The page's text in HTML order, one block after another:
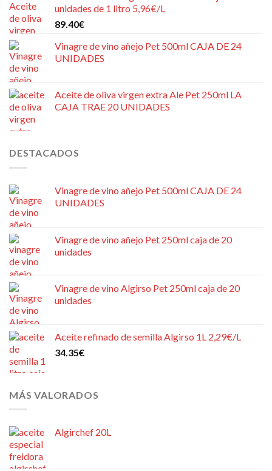
unidades de 1 litro 5,96€/L
89.40€
Vinagre de vino añejo Pet 500ml CAJA DE 24
UNIDADES
Aceite de oliva virgen extra Ale Pet 250ml LA
CAJA TRAE 20 UNIDADES
DESTACADOS
Vinagre de vino añejo Pet 500ml CAJA DE 24
UNIDADES
Vinagre de vino añejo Pet 250ml caja de 20
unidades
Vinagre de vino Algirso Pet 250ml caja de 20
unidades
Aceite refinado de semilla Algirso 1L 2,29€/L
34.35€
MÁS VALORADOS
Algirchef 20L